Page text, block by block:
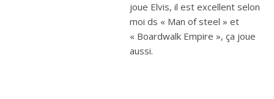
joue Elvis, il est excellent selon
moi ds « Man of steel » et
« Boardwalk Empire », ça joue
aussi.